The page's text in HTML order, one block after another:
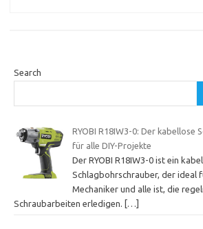
Search
RYOBI R18IW3-0: Der kabellose
für alle DIY-Projekte
Der RYOBI R18IW3-0 ist ein
Schlagbohrschrauber, der ideal
Mechaniker und alle ist, die
Schraubarbeiten erledigen.
[…]